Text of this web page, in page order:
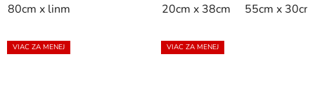
80cm x linm 20cm x 38cm 55cm x 30cm
VIAC ZA MENEJ VIAC ZA MENEJ